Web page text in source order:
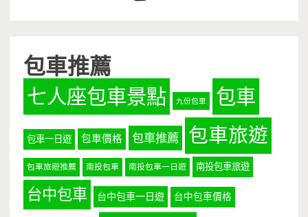
包車推薦
七人座包車景點 九份包車 包車
包車一日遊 包車價格 包車推薦 包車旅遊
包車旅遊推薦 南投包車 南投包車一日遊 南投包車旅遊
台中包車 台中包車一日遊 台中包車價格